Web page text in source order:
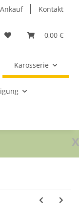
Kontakt
0,00 €
Karosserie
x